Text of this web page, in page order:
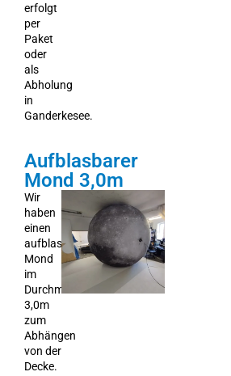
erfolgt
per
Paket
oder
als
Abholung
in
Ganderkesee.
Aufblasbarer
Mond 3,0m
Wir
haben
einen
aufblasbaren
Mond
im
Durchmesser
3,0m
zum
Abhängen
von der
Decke.